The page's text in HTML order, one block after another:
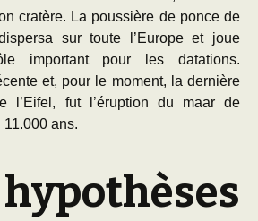
cratère. La poussière de ponce de
sur toute l’Europe et joue
important pour les datations.
et, pour le moment, la dernière
l’Eifel, fut l’éruption du maar de
ans.